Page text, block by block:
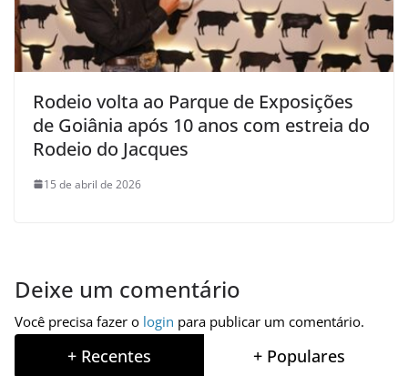
Rodeio volta ao Parque de Exposições
de Goiânia após 10 anos com estreia do
Rodeio do Jacques
15 de abril de 2026
Deixe um comentário
Você precisa fazer o login para publicar um comentário.
+ Recentes + Populares